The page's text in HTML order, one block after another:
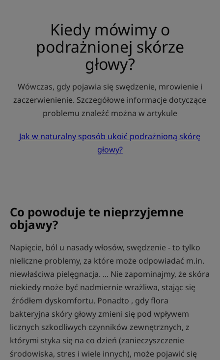
Kiedy mówimy o
podrażnionej skórze
głowy?
Wówczas, gdy pojawia się swędzenie, mrowienie i
zaczerwienienie. Szczegółowe informacje dotyczące
problemu znaleźć można w artykule
Jak w naturalny sposób ukoić podrażnioną skórę
głowy?
Co powoduje te nieprzyjemne
objawy?
Napięcie, ból u nasady włosów, swędzenie - to tylko
nieliczne problemy, za które może odpowiadać m.in.
niewłaściwa pielęgnacja. ... Nie zapominajmy, że skóra
niekiedy może być nadmiernie wrażliwa, stając się
źródłem dyskomfortu. Ponadto , gdy flora
bakteryjna skóry głowy zmieni się pod wpływem
licznych szkodliwych czynników zewnętrznych, z
którymi styka się na co dzień (zanieczyszczenie
środowiska, stres i wiele innych), może pojawić się